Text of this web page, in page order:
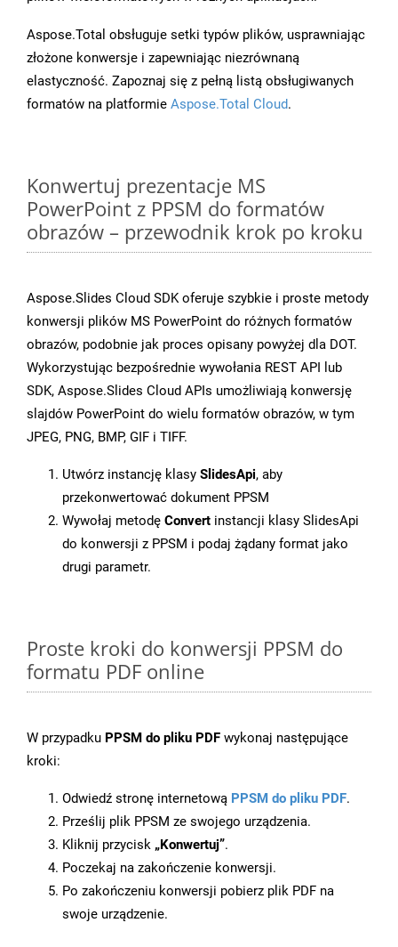
Aspose.Total obsługuje setki typów plików, usprawniając
złożone konwersje i zapewniając niezrównaną
elastyczność. Zapoznaj się z pełną listą obsługiwanych
formatów na platformie Aspose.Total Cloud.
Konwertuj prezentacje MS
PowerPoint z PPSM do formatów
obrazów – przewodnik krok po kroku
Aspose.Slides Cloud SDK oferuje szybkie i proste metody
konwersji plików MS PowerPoint do różnych formatów
obrazów, podobnie jak proces opisany powyżej dla DOT.
Wykorzystując bezpośrednie wywołania REST API lub
SDK, Aspose.Slides Cloud APIs umożliwiają konwersję
slajdów PowerPoint do wielu formatów obrazów, w tym
JPEG, PNG, BMP, GIF i TIFF.
Utwórz instancję klasy SlidesApi, aby
przekonwertować dokument PPSM
Wywołaj metodę Convert instancji klasy SlidesApi
do konwersji z PPSM i podaj żądany format jako
drugi parametr.
Proste kroki do konwersji PPSM do
formatu PDF online
W przypadku PPSM do pliku PDF wykonaj następujące
kroki:
Odwiedź stronę internetową PPSM do pliku PDF.
Prześlij plik PPSM ze swojego urządzenia.
Kliknij przycisk „Konwertuj”.
Poczekaj na zakończenie konwersji.
Po zakończeniu konwersji pobierz plik PDF na
swoje urządzenie.